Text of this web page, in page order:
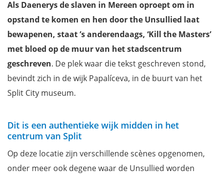
Als Daenerys de slaven in Mereen oproept om in
opstand te komen en hen door the Unsullied laat
bewapenen, staat ’s anderendaags, ‘Kill the Masters’
met bloed op de muur van het stadscentrum
geschreven. De plek waar die tekst geschreven stond,
bevindt zich in de wijk Papalíceva, in de buurt van het
Split City museum.
Dit is een authentieke wijk midden in het
centrum van Split
Op deze locatie zijn verschillende scènes opgenomen,
onder meer ook degene waar de Unsullied worden